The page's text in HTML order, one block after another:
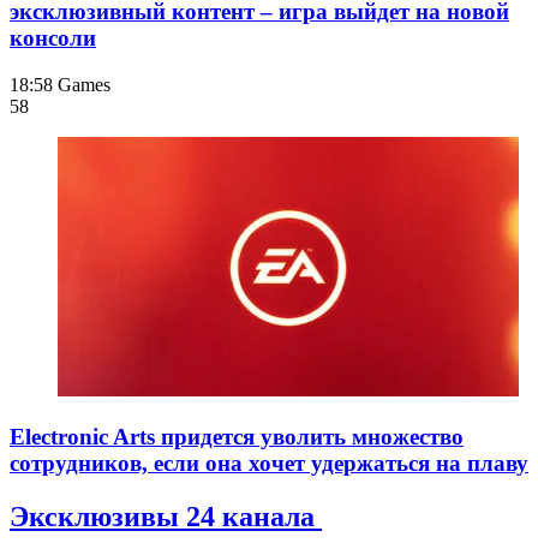
эксклюзивный контент – игра выйдет на новой
консоли
18:58 Games
58
Electronic Arts придется уволить множество
сотрудников, если она хочет удержаться на плаву
Эксклюзивы 24 канала